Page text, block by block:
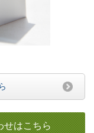
せはこちら